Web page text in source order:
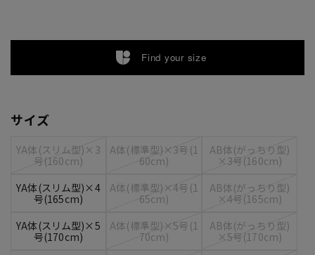
Find your size
サイズ
YA体(スリム型)×3
号(160cm)
A体(標準型)×3号(1
60cm)
AB体(がっちり型)
×3号(160cm)
YA体(スリム型)×4
号(165cm)
A体(標準型)×4号(1
65cm)
AB体(がっちり型)
×4号(165cm)
YA体(スリム型)×5
号(170cm)
A体(標準型)×5号(1
70cm)
AB体(がっちり型)
×5号(170cm)